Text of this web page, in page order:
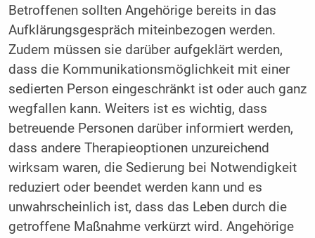
Betroffenen sollten Angehörige bereits in das
Aufklärungsgespräch miteinbezogen werden.
Zudem müssen sie darüber aufgeklärt werden,
dass die Kommunikationsmöglichkeit mit einer
sedierten Person eingeschränkt ist oder auch ganz
wegfallen kann. Weiters ist es wichtig, dass
betreuende Personen darüber informiert werden,
dass andere Therapieoptionen unzureichend
wirksam waren, die Sedierung bei Notwendigkeit
reduziert oder beendet werden kann und es
unwahrscheinlich ist, dass das Leben durch die
getroffene Maßnahme verkürzt wird. Angehörige